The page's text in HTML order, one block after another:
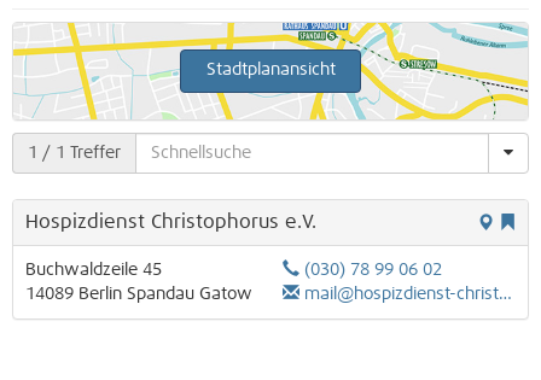
Stadtplanansicht
1 / 1 Treffer
Hospizdienst Christophorus e.V.
Buchwaldzeile 45
14089 Berlin Spandau Gatow
(030) 78 99 06 02
mail@hospizdienst-christophorus.de